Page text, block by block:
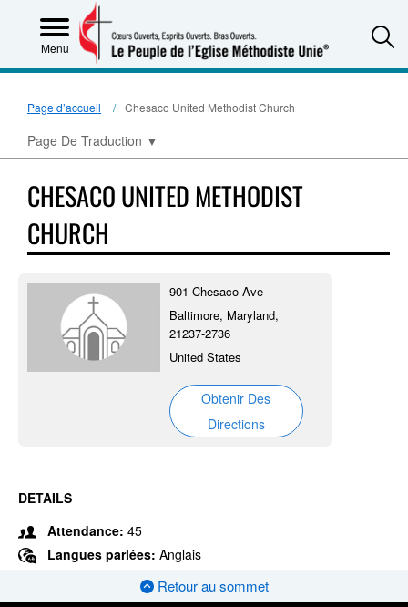
Menu
Page d’accueil Chesaco United Methodist Church
Page De Traduction ▼
CHESACO UNITED METHODIST
CHURCH
901 Chesaco Ave
Baltimore, Maryland,
21237-2736
United States
Obtenir Des
Directions
DETAILS
Attendance: 45
Langues parlées: Anglais
Retour au sommet